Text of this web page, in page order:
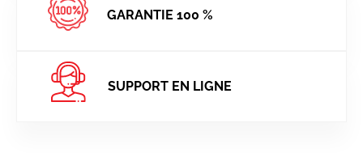
GARANTIE 100 %
SUPPORT EN LIGNE